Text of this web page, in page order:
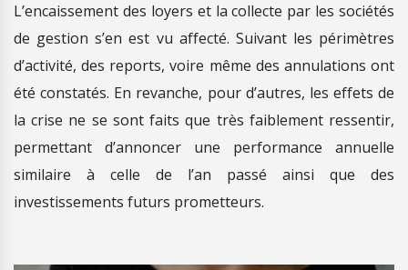
L’encaissement des loyers et la collecte par les sociétés
de gestion s’en est vu affecté. Suivant les périmètres
d’activité, des reports, voire même des annulations ont
été constatés. En revanche, pour d’autres, les effets de
la crise ne se sont faits que très faiblement ressentir,
permettant d’annoncer une performance annuelle
similaire à celle de l’an passé ainsi que des
investissements futurs prometteurs.